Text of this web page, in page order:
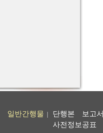
일반간행물 단행본 보고서
사전정보공표